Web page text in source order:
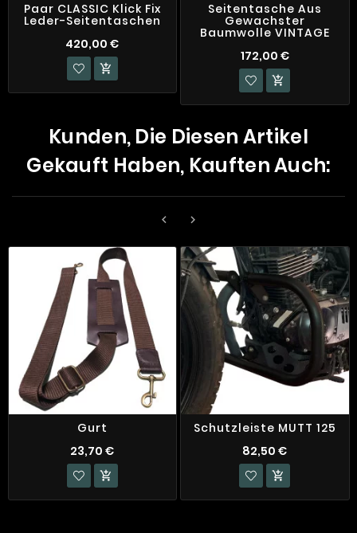
Paar CLASSIC Klick Fix
Leder-Seitentaschen
420,00 €

Seitentasche Aus
Gewachster
Baumwolle VINTAGE
172,00 €

Kunden, Die Diesen Artikel
Gekauft Haben, Kauften Auch:
 
Gurt
23,70 €

Schutzleiste MUTT 125
82,50 €
